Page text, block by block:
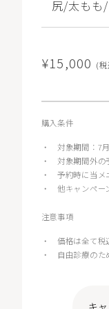
尻/太もも
¥15,000 (
購入条件
・ 対象期間：7
・ 対象期間外の
・予約時に当メ
・他キャンペー
注意事項
・価格は全て税
・
自由診療のた